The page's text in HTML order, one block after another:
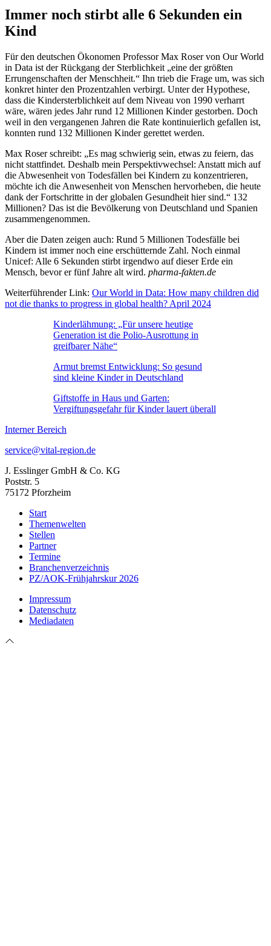
Immer noch stirbt alle 6 Sekunden ein
Kind
Für den deutschen Ökonomen Professor Max Roser von Our World
in Data ist der Rückgang der Sterblichkeit „eine der größten
Errungenschaften der Menschheit.“ Ihn trieb die Frage um, was sich
konkret hinter den Prozentzahlen verbirgt. Unter der Hypothese,
dass die Kindersterblichkeit auf dem Niveau von 1990 verharrt
wäre, wären jedes Jahr rund 12 Millionen Kinder gestorben. Doch
weil in den vergangenen Jahren die Rate kontinuierlich gefallen ist,
konnten rund 132 Millionen Kinder gerettet werden.
Max Roser schreibt: „Es mag schwierig sein, etwas zu feiern, das
nicht stattfindet. Deshalb mein Perspektivwechsel: Anstatt mich auf
die Abwesenheit von Todesfällen bei Kindern zu konzentrieren,
möchte ich die Anwesenheit von Menschen hervorheben, die heute
dank der Fortschritte in der globalen Gesundheit hier sind.“ 132
Millionen? Das ist die Bevölkerung von Deutschland und Spanien
zusammengenommen.
Aber die Daten zeigen auch: Rund 5 Millionen Todesfälle bei
Kindern ist immer noch eine erschütternde Zahl. Noch einmal
Unicef: Alle 6 Sekunden stirbt irgendwo auf dieser Erde ein
Mensch, bevor er fünf Jahre alt wird. pharma-fakten.de
Weiterführender Link: Our World in Data: How many children did
not die thanks to progress in global health? April 2024
Kinderlähmung: „Für unsere heutige
Generation ist die Polio-Ausrottung in
greifbarer Nähe“
Armut bremst Entwicklung: So gesund
sind kleine Kinder in Deutschland
Giftstoffe in Haus und Garten:
Vergiftungsgefahr für Kinder lauert überall
Interner Bereich
service@vital-region.de
J. Esslinger GmbH & Co. KG
Poststr. 5
75172 Pforzheim
Start
Themenwelten
Stellen
Partner
Termine
Branchenverzeichnis
PZ/AOK-Frühjahrskur 2026
Impressum
Datenschutz
Mediadaten